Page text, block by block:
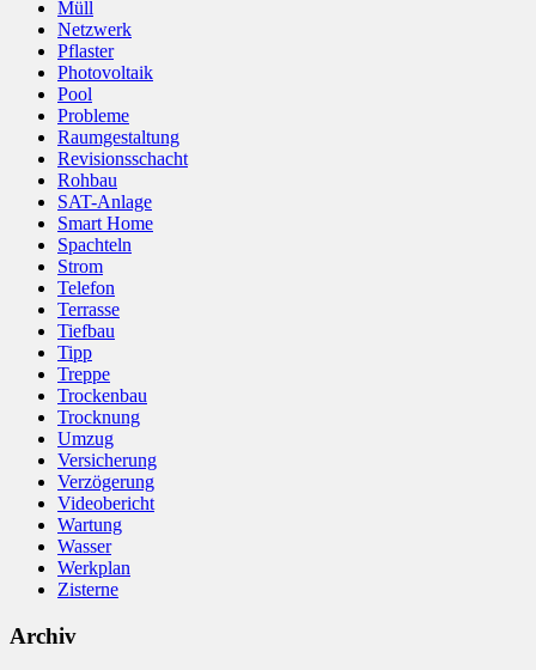
Müll
Netzwerk
Pflaster
Photovoltaik
Pool
Probleme
Raumgestaltung
Revisionsschacht
Rohbau
SAT-Anlage
Smart Home
Spachteln
Strom
Telefon
Terrasse
Tiefbau
Tipp
Treppe
Trockenbau
Trocknung
Umzug
Versicherung
Verzögerung
Videobericht
Wartung
Wasser
Werkplan
Zisterne
Archiv